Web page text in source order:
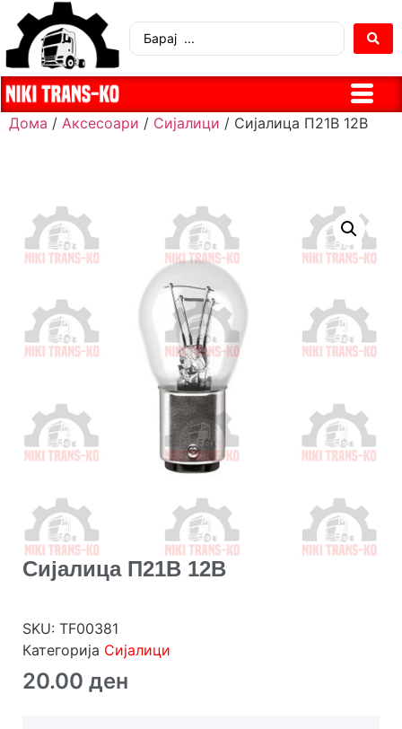
Дома / Аксесоари / Сијалици / Сијалица П21В 12В
Сијалица П21В 12В
SKU: TF00381
Категорија Сијалици
20.00 ден